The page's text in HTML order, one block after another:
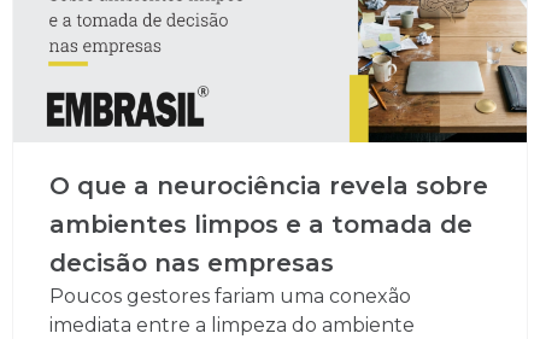
O que a neurociência revela sobre
ambientes limpos e a tomada de
decisão nas empresas
Poucos gestores fariam uma conexão
imediata entre a limpeza do ambiente